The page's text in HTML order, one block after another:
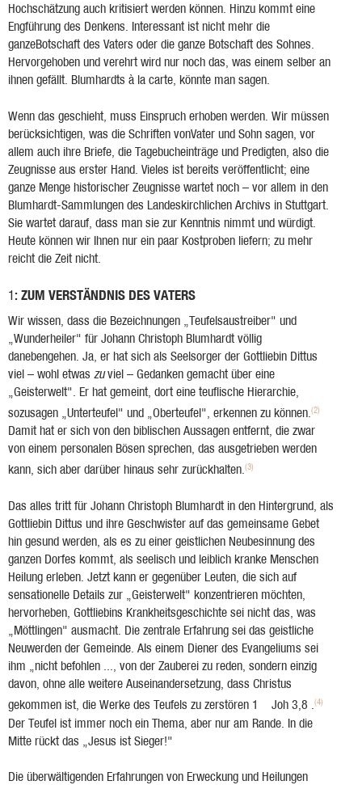
Hochschätzung auch kritisiert werden können. Hinzu kommt eine
Engführung des Denkens. Interessant ist nicht mehr die
ganzeBotschaft des Vaters oder die ganze Botschaft des Sohnes.
Hervorgehoben und verehrt wird nur noch das, was einem selber an
ihnen gefällt. Blumhardts à la carte, könnte man sagen.
Wenn das geschieht, muss Einspruch erhoben werden. Wir müssen
berücksichtigen, was die Schriften vonVater und Sohn sagen, vor
allem auch ihre Briefe, die Tagebucheinträge und Predigten, also die
Zeugnisse aus erster Hand. Vieles ist bereits veröffentlicht; eine
ganze Menge historischer Zeugnisse wartet noch – vor allem in den
Blumhardt-Sammlungen des Landeskirchlichen Archivs in Stuttgart.
Sie wartet darauf, dass man sie zur Kenntnis nimmt und würdigt.
Heute können wir Ihnen nur ein paar Kostproben liefern; zu mehr
reicht die Zeit nicht.
1: ZUM VERSTÄNDNIS DES VATERS
Wir wissen, dass die Bezeichnungen „Teufelsaustreiber" und
„Wunderheiler" für Johann Christoph Blumhardt völlig
danebengehen. Ja, er hat sich als Seelsorger der Gottliebin Dittus
viel – wohl etwas zuviel – Gedanken gemacht über eine
„Geisterwelt". Er hat gemeint, dort eine teuflische Hierarchie,
sozusagen „Unterteufel" und „Oberteufel", erkennen zu können.(2)
Damit hat er sich von den biblischen Aussagen entfernt, die zwar
von einem personalen Bösen sprechen, das ausgetrieben werden
kann, sich aber darüber hinaus sehr zurückhalten.(3)
Das alles tritt für Johann Christoph Blumhardt in den Hintergrund, als
Gottliebin Dittus und ihre Geschwister auf das gemeinsame Gebet
hin gesund werden, als es zu einer geistlichen Neubesinnung des
ganzen Dorfes kommt, als seelisch und leiblich kranke Menschen
Heilung erleben. Jetzt kann er gegenüber Leuten, die sich auf
sensationelle Details zur „Geisterwelt" konzentrieren möchten,
hervorheben, Gottliebins Krankheitsgeschichte sei nicht das, was
„Möttlingen" ausmacht. Die zentrale Erfahrung sei das geistliche
Neuwerden der Gemeinde. Als einem Diener des Evangeliums sei
ihm „nicht befohlen ..., von der Zauberei zu reden, sondern einzig
davon, ohne alle weitere Auseinandersetzung, dass Christus
gekommen ist, die Werke des Teufels zu zerstören 1 Joh 3,8 .(4)
Der Teufel ist immer noch ein Thema, aber nur am Rande. In die
Mitte rückt das „Jesus ist Sieger!"
Die überwältigenden Erfahrungen von Erweckung und Heilungen